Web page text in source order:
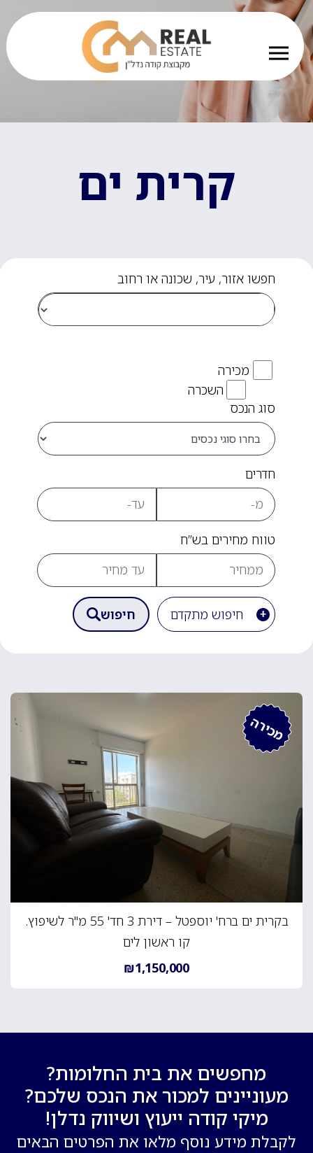
קרית ים
חפשו אזור, עיר, שכונה או רחוב
מכירה
השכרה
סוג הנכס
חדרים
טווח מחירים בש”ח
חיפוש מתקדם חיפוש
מכירה
בקרית ים ברח' יוספטל – דירת 3 חד' 55 מ"ר לשיפוץ.
קו ראשון לים
₪1,150,000
מחפשים את בית החלומות?
מעוניינים למכור את הנכס שלכם?
מיקי קודה ייעוץ ושיווק נדלן!
לקבלת מידע נוסף מלאו את הפרטים הבאים